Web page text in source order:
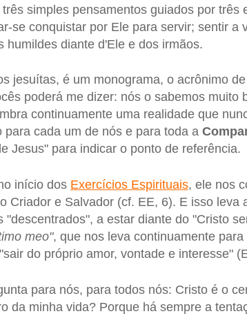
simples pensamentos guiados por três
se conquistar por Ele para servir; sentir a
humildes diante d'Ele e dos irmãos.
jesuítas, é um monograma, o acrônimo
poderá me dizer: nós o sabemos muito
continuamente uma realidade que
para cada um de nós e para toda a
Jesus" para indicar o ponto de referência.
início dos Exercícios Espirituais, ele nos
Criador e Salvador (cf. EE, 6). E isso leva
"descentrados", a estar diante do "Cristo
meo", que nos leva continuamente
do próprio amor, vontade e interesse"
para nós, para todos nós: Cristo é o
da minha vida? Porque há sempre a